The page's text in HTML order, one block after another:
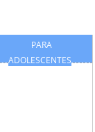
PARA
ADOLESCENTES